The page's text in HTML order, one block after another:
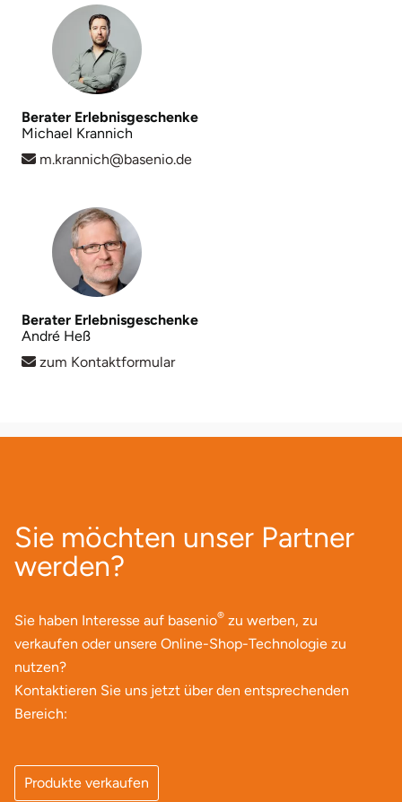
Berater Erlebnisgeschenke
Michael Krannich
m.krannich@basenio.de
Berater Erlebnisgeschenke
André Heß
zum Kontaktformular
Sie möchten unser Partner
werden?
Sie haben Interesse auf basenio® zu werben, zu
verkaufen oder unsere Online-Shop-Technologie zu
nutzen?
Kontaktieren Sie uns jetzt über den entsprechenden
Bereich:
Produkte verkaufen
Mettingen
Märkisch-Oderland
Mönchengladbach
Münster
Nagold
Neckarsulm
Nesselwang
Nürnberg
Odenwald
Oder-Spree
Osnabrück